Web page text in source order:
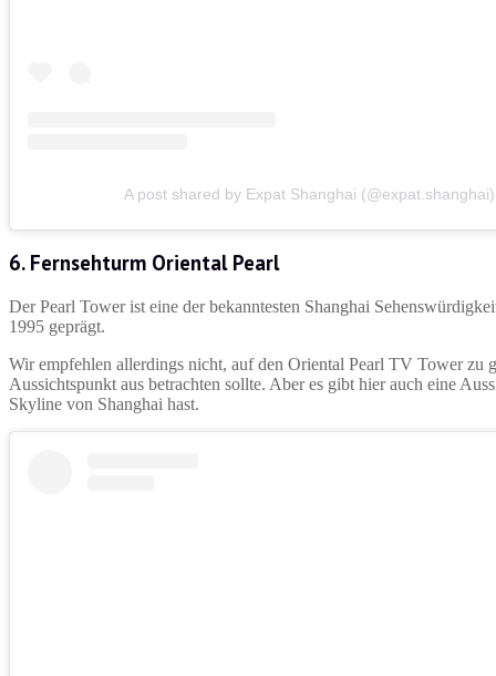
A post shared by Expat Shanghai (@expat.shanghai)
6. Fernsehturm Oriental Pearl
Der Pearl Tower ist eine der bekanntesten Shanghai
1995 geprägt.
Wir empfehlen allerdings nicht, auf den Oriental Pearl TV Tower zu
Aussichtspunkt aus betrachten sollte. Aber es gibt hier auch eine
Skyline von Shanghai hast.